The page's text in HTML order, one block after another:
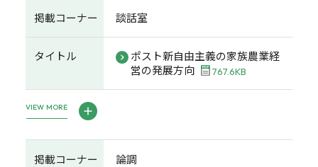
掲載コーナー 談話室
タイトル
ポスト新自由主義の家族農業経
営の発展方向
767.6KB
VIEW MORE
掲載コーナー 論調